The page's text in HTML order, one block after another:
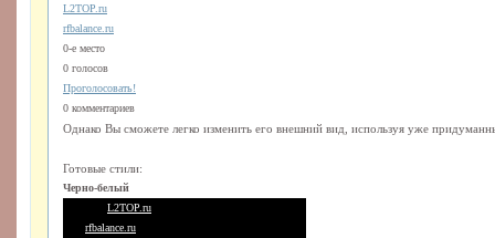
L2TOP.ru
rfbalance.ru
0-е место
0 голосов
Проголосовать!
0 комментариев
Однако Вы сможете легко изменить его внешний вид, используя уже
Готовые стили:
Черно-белый
L2TOP.ru
rfbalance.ru